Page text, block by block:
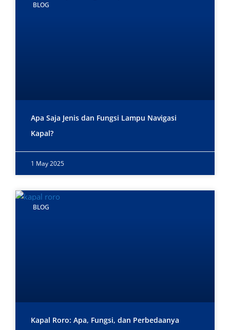
BLOG
Apa Saja Jenis dan Fungsi Lampu Navigasi
Kapal?
1 May 2025
BLOG
Kapal Roro: Apa, Fungsi, dan Perbedaanya